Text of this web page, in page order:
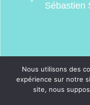
Sébastien
© digimo
Nous utilisons des
expérience sur notre
site, nous